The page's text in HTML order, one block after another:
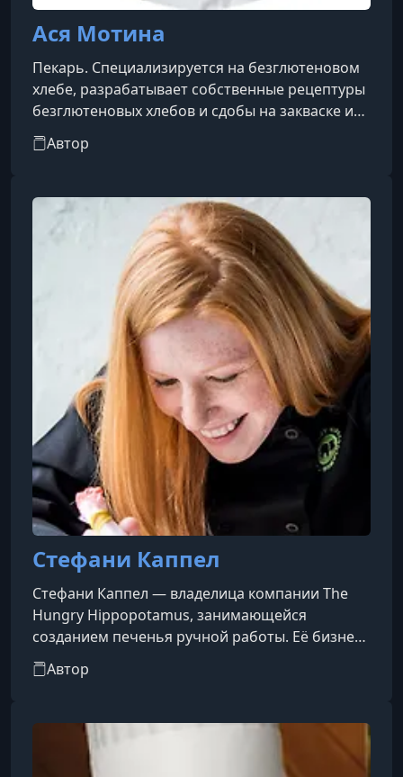
Ася Мотина
Пекарь. Специализируется на безглютеновом
хлебе, разрабатывает собственные рецептуры
безглютеновых хлебов и сдобы на закваске и
дрожжах. Проводит Онлайн обучение,
консультирует пекарей, ведет блог. Автор
Автор
Стефани Каппел
Стефани Каппел — владелица компании The
Hungry Hippopotamus, занимающейся
созданием печенья ручной работы. Её бизнес
сочетает технические навыки и
художественное выражение. Стефани
включая такие мероприятия, как CookieCon и
Cookie’sCool — первое европейское событие
по украшению печенья. Её работы были
Автор